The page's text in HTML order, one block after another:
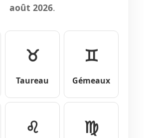
août 2026.
♉
Taureau
♊
Gémeaux
♌ ♍